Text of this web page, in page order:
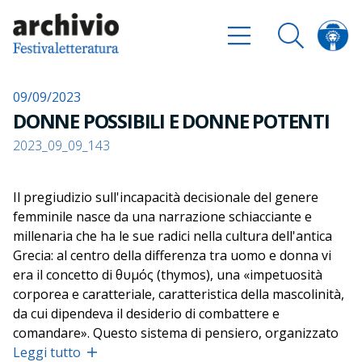
09/09/2023
DONNE POSSIBILI E DONNE POTENTI
2023_09_09_143
Il pregiudizio sull'incapacità decisionale del genere
femminile nasce da una narrazione schiacciante e
millenaria che ha le sue radici nella cultura dell'antica
Grecia: al centro della differenza tra uomo e donna vi
era il concetto di θυμός (thymos), una «impetuosità
corporea e caratteriale, caratteristica della mascolinità,
da cui dipendeva il desiderio di combattere e
comandare». Questo sistema di pensiero, organizzato
da Aristotele e tramandatosi per secoli una volta
Leggi tutto